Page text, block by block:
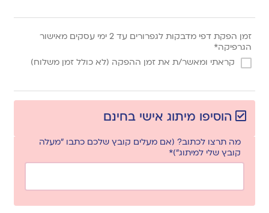
זמן הפקת דפי מדבקות לגפרורים עד 2 ימי עסקים מאישור
הגרפיקה*
קראתי ומאשר/ת את זמן ההפקה (לא כולל זמן משלוח)
הוסיפו מיתוג אישי בחינם
מה תרצו לכתוב? (אם מעלים קובץ שלכם כתבו "מעלה
קובץ שלי למיתוג")*